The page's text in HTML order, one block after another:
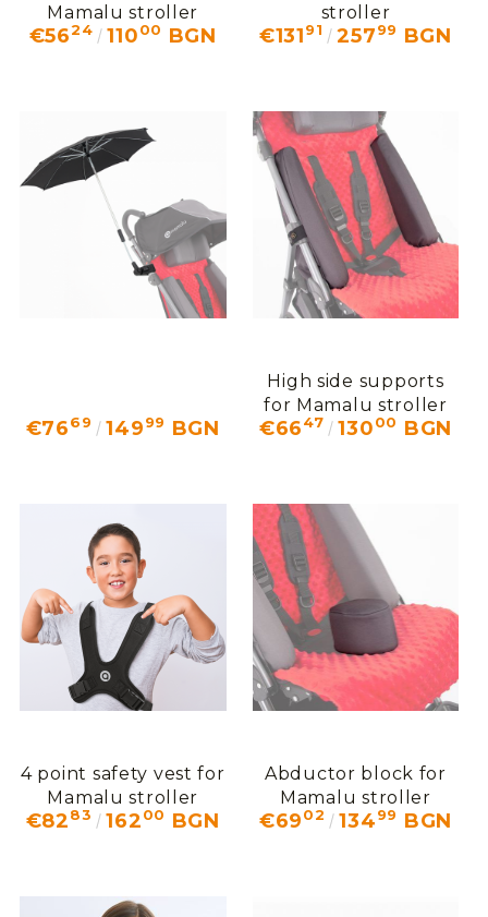
Mamalu stroller
€5624 11000 BGN
stroller
€13191 25799 BGN
€7669 14999 BGN
High side supports
for Mamalu stroller
€6647 13000 BGN
4 point safety vest for
Mamalu stroller
€8283 16200 BGN
Abductor block for
Mamalu stroller
€6902 13499 BGN